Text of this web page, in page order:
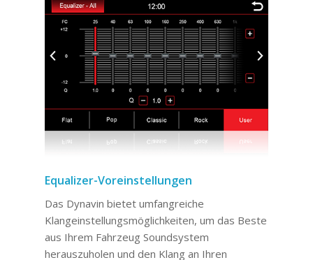
Equalizer-Voreinstellungen
Das Dynavin bietet umfangreiche
Klangeinstellungsmöglichkeiten, um das Beste
aus Ihrem Fahrzeug Soundsystem
herauszuholen und den Klang an Ihren